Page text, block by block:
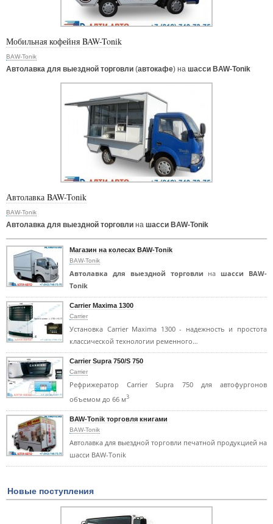
Мобильная кофейня BAW-Tonik
BAW-Tonik
Автолавка для выездной торговли (автокафе) на шасси BAW-Tonik
Автолавка BAW-Tonik
BAW-Tonik
Автолавка для выездной торговли на шасси BAW-Tonik
Магазин на колесах BAW-Tonik
BAW-Tonik
Автолавка для выездной торговли на шасси BAW-
Tonik
Carrier Maxima 1300
Carrier
Установка Carrier Maxima 1300 - надежность и простота
классической технологии ременного…
Carrier Supra 750/S 750
Carrier
Рефрижератор Carrier Supra 750 для автофургонов
объемом до 66 м3
BAW-Tonik торговля книгами
BAW-Tonik
Автолавка для выездной торговли печатной продукцией на
шасси BAW-Tonik
Новые поступления